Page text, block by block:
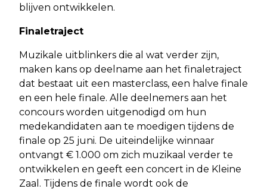
blijven ontwikkelen.
Finaletraject
Muzikale uitblinkers die al wat verder zijn,
maken kans op deelname aan het finaletraject
dat bestaat uit een masterclass, een halve finale
en een hele finale. Alle deelnemers aan het
concours worden uitgenodigd om hun
medekandidaten aan te moedigen tijdens de
finale op 25 juni. De uiteindelijke winnaar
ontvangt € 1.000 om zich muzikaal verder te
ontwikkelen en geeft een concert in de Kleine
Zaal. Tijdens de finale wordt ook de